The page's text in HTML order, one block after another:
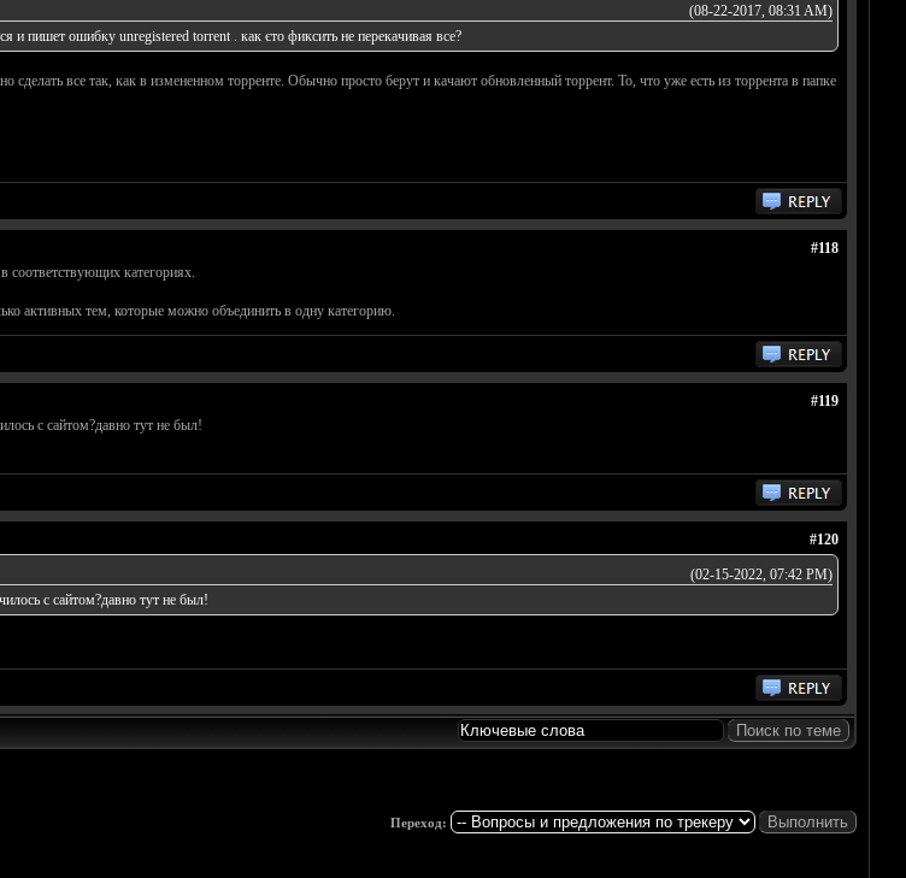
(08-22-2017, 08:31 AM)
и пишет ошибку unregistered torrent . как єто фиксить не перекачивая все?
сделать все так, как в измененном торренте. Обычно просто берут и качают обновленный торрент. То, что уже есть из торрента в папке
#118
соответствующих категориях.
активных тем, которые можно объединить в одну категорию.
#119
с сайтом?давно тут не был!
#120
(02-15-2022, 07:42 PM)
с сайтом?давно тут не был!
Переход: